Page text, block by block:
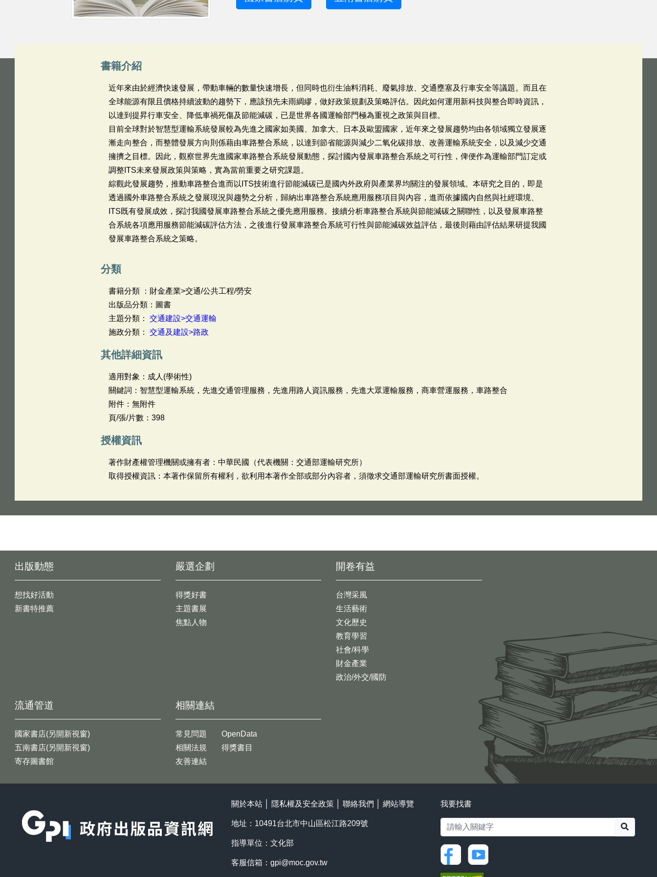
書籍介紹
近年來由於經濟快速發展，帶動車輛的數量快速增長，但同時也衍生油料消耗、廢氣排放、交通壅塞及行車安全等議題。而且在
全球能源有限且價格持續波動的趨勢下，應該預先未雨綢繆，做好政策規劃及策略評估。因此如何運用新科技與整合即時資訊，
以達到提昇行車安全、降低車禍死傷及節能減碳，已是世界各國運輸部門極為重視之政策與目標。
目前全球對於智慧型運輸系統發展較為先進之國家如美國、加拿大、日本及歐盟國家，近年來之發展趨勢均由各領域獨立發展逐
漸走向整合，而整體發展方向則係藉由車路整合系統，以達到節省能源與減少二氧化碳排放、改善運輸系統安全，以及減少交通
擁擠之目標。因此，觀察世界先進國家車路整合系統發展動態，探討國內發展車路整合系統之可行性，俾便作為運輸部門訂定或
調整ITS未來發展政策與策略，實為當前重要之研究課題。
綜觀此發展趨勢，推動車路整合進而以ITS技術進行節能減碳已是國內外政府與產業界均關注的發展領域。本研究之目的，即是
透過國外車路整合系統之發展現況與趨勢之分析，歸納出車路整合系統應用服務項目與內容，進而依據國內自然與社經環境、
ITS既有發展成效，探討我國發展車路整合系統之優先應用服務。接續分析車路整合系統與節能減碳之關聯性，以及發展車路整
合系統各項應用服務節能減碳評估方法，之後進行發展車路整合系統可行性與節能減碳效益評估，最後則藉由評估結果研提我國
發展車路整合系統之策略。
分類
書籍分類 ：財金產業>交通/公共工程/勞安
出版品分類：圖書
主題分類： 交通建設>交通運輸
施政分類： 交通及建設>路政
其他詳細資訊
適用對象：成人(學術性)
關鍵詞：智慧型運輸系統，先進交通管理服務，先進用路人資訊服務，先進大眾運輸服務，商車營運服務，車路整合
附件：無附件
頁/張/片數：398
授權資訊
著作財產權管理機關或擁有者：中華民國（代表機關：交通部運輸研究所）
取得授權資訊：本著作保留所有權利，欲利用本著作全部或部分內容者，須徵求交通部運輸研究所書面授權。
出版動態
想找好活動
新書特推薦
開卷有益
台灣采風
生活藝術
文化歷史
教育學習
社會/科學
財金產業
政治/外交/國防
嚴選企劃
得獎好書
主題書展
焦點人物
流通管道
國家書店(另開新視窗)
五南書店(另開新視窗)
寄存圖書館
相關連結
常見問題
相關法規
友善連結
OpenData
得獎書目
關於本站 隱私權及安全政策 聯絡我們 網站導覽
地址：10491台北市中山區松江路209號
指導單位：文化部
客服信箱： gpi@moc.gov.tw
我要找書